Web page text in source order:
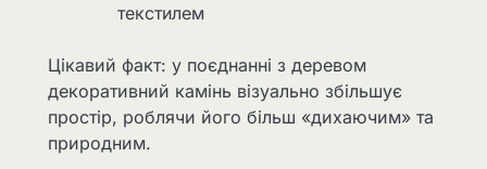
текстилем
Цікавий факт: у поєднанні з деревом
декоративний камінь візуально збільшує
простір, роблячи його більш «дихаючим» та
природним.